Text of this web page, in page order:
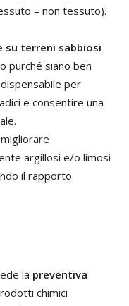
– non tessuto).
su terreni sabbiosi
purché siano ben
per
e consentire una
argillosi e/o limosi
il rapporto
la preventiva
chimici